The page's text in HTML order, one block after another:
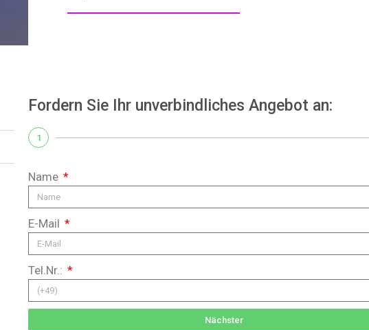
Fordern Sie Ihr unverbindliches Angebot an:
1
Name
E-Mail
Tel.Nr.:
Nächster